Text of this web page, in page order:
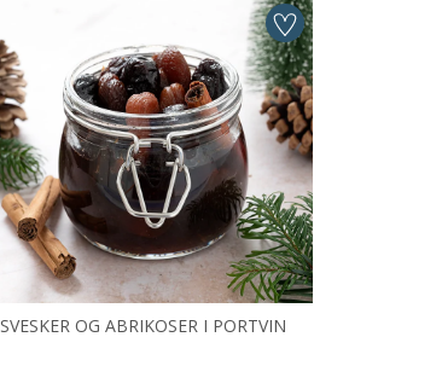
SVESKER OG ABRIKOSER I PORTVIN